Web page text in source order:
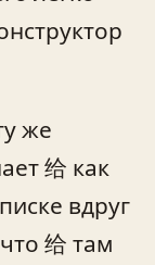
же
给 как
вдруг
给 там